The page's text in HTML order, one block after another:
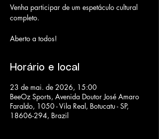
Venha participar de um espetáculo cultural
completo.
Aberto a todos!
Horário e local
23 de mai. de 2026, 15:00
BeeOz Sports, Avenida Doutor José Amaro
Faraldo, 1050 - Vila Real, Botucatu - SP,
18606-294, Brazil